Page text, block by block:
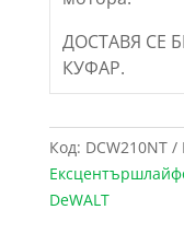
ДОСТАВЯ СЕ
КУФАР.
Код: DCW210NT
DeWALT